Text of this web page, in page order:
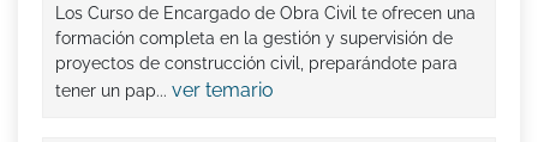
Los Curso de Encargado de Obra Civil te ofrecen una
formación completa en la gestión y supervisión de
proyectos de construcción civil, preparándote para
tener un pap... ver temario